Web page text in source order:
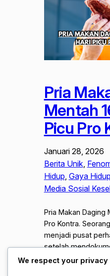
Pria
Mentah
Picu Pro
Januari 28, 2026
Berita Unik,
Hidup, Gaya
Media Sosial
Pria Makan Daging
Pro Kontra.
menjadi pusat
setelah
perjalanannya
We respect your privacy